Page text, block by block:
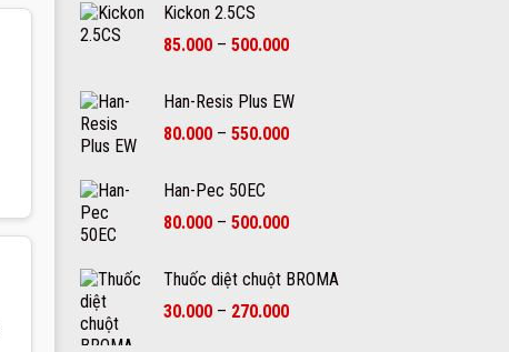
85.000₫
Kickon 2.5CS
85.000 – 500.000Khoảng
85.000₫
đến
Han-Resis Plus EW
80.000 – 550.000Khoảng
đến
Han-Pec 50EC
80.000 – 500.000Khoảng
80.000₫
đến
Thuốc diệt chuột BROMA
30.000 – 270.000Khoảng